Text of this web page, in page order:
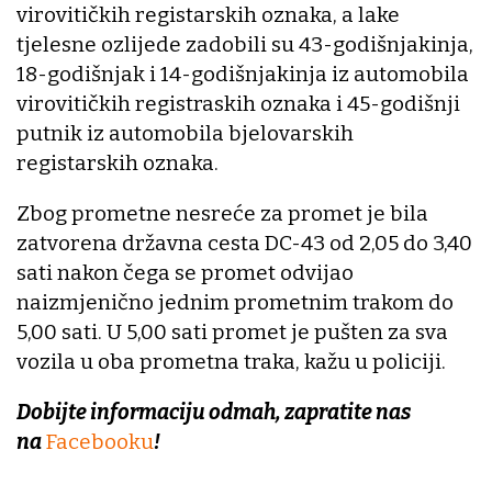
virovitičkih registarskih oznaka, a lake
tjelesne ozlijede zadobili su 43-godišnjakinja,
18-godišnjak i 14-godišnjakinja iz automobila
virovitičkih registraskih oznaka i 45-godišnji
putnik iz automobila bjelovarskih
registarskih oznaka.
Zbog prometne nesreće za promet je bila
zatvorena državna cesta DC-43 od 2,05 do 3,40
sati nakon čega se promet odvijao
naizmjenično jednim prometnim trakom do
5,00 sati. U 5,00 sati promet je pušten za sva
vozila u oba prometna traka, kažu u policiji.
Dobijte informaciju odmah, zapratite nas
naFacebooku!